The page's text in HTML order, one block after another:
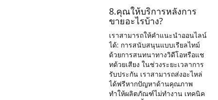
8.คุณให้บริการหลังการ
ขายอะไรบ้าง?
เราสามารถให้คำแนะนำออนไลน์
ได้: การสนับสนุนแบบเรียลไทม์
ด้วยการสนทนาทางวิดีโอหรือแช
ทด้วยเสียง ในช่วงระยะเวลาการ
รับประกัน เราสามารถส่งอะไหล่
ได้ฟรีหากปัญหาด้านคุณภาพ
ทำให้ผลิตภัณฑ์ไม่ทำงาน เทคนิค